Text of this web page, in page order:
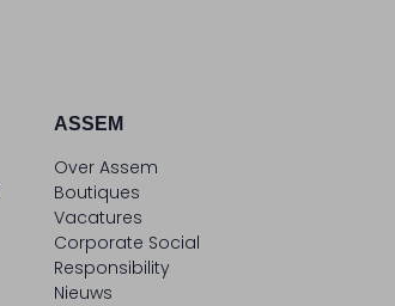
ASSEM
Over Assem
Boutiques
Vacatures
Corporate Social
Responsibility
Nieuws